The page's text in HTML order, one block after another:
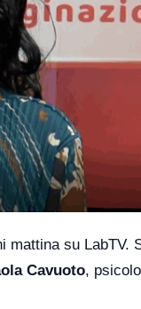
mattina su LabTV.
Cavuoto,